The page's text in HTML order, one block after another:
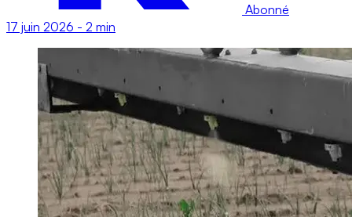
Abonné
17 juin 2026 - 2 min